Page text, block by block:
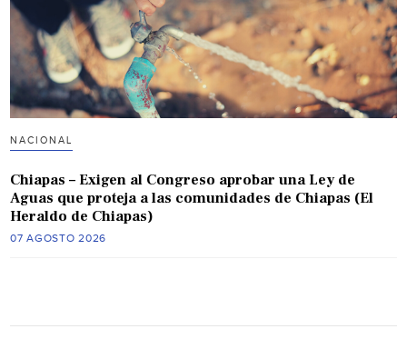
NACIONAL
Chiapas – Exigen al Congreso aprobar una Ley de
Aguas que proteja a las comunidades de Chiapas (El
Heraldo de Chiapas)
07 AGOSTO 2026